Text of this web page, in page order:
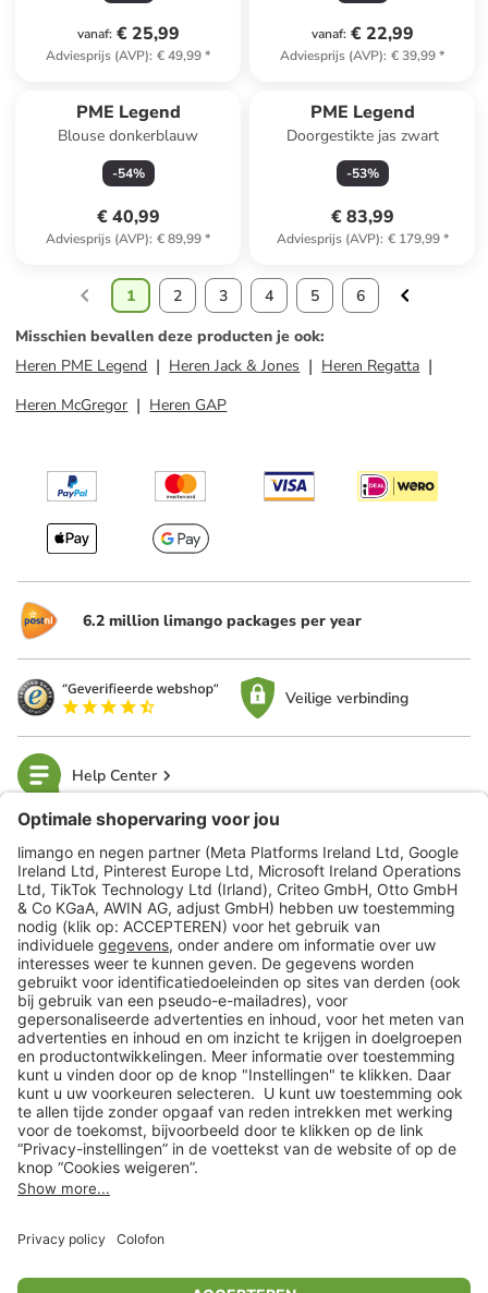
vanaf: € 25,99
Adviesprijs (AVP): € 49,99*
vanaf: € 22,99
Adviesprijs (AVP): € 39,99*
PME Legend
Blouse donkerblauw
-54%
€ 40,99
Adviesprijs (AVP): € 89,99*
PME Legend
Doorgestikte jas zwart
-53%
€ 83,99
Adviesprijs (AVP): € 179,99*
1 2 3 4 5
6
Misschien bevallen deze producten je ook:
Heren PME Legend
Heren Jack & Jones
Heren Regatta
Heren McGregor
Heren GAP
6.2 million limango packages per year
Veilige verbinding
Help Center
limango
Veilig winkelen
Klantenservice
Shop
Acties